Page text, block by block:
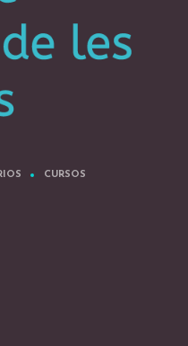
CURSOS